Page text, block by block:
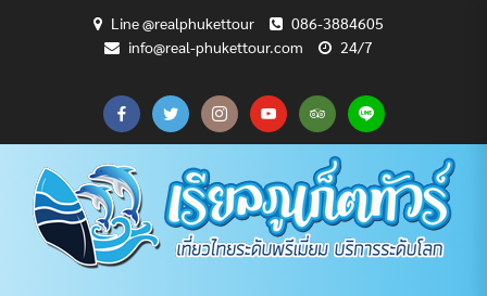
Line @realphukettour
086-3884605
info@real-phukettour.com
24/7
CART
CHECKOUT
MY
ACCOUNT
SAMPLE
PAGE
ทัวร์
ทั้งหมด
บทความ
ท่อง
เที่ยว
ยินดี
ต้อนรับ
สู่
PHUKET
TOUR
เกี่ยว
กับ
เรา
แพ็คเกจ
ทัวร์
ทั้งหมด